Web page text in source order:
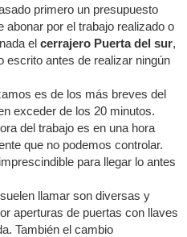
primero un presupuesto
abonar por el trabajo realizado o
el cerrajero Puerta del sur,
escrito antes de realizar ningún
es de los más breves del
exceder de los 20 minutos.
del trabajo es en una hora
que no podemos controlar.
para llegar lo antes
llamar son diversas y
aperturas de puertas con llaves
También el cambio